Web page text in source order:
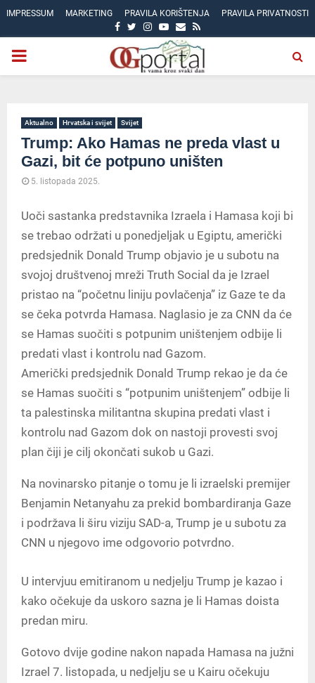
IMPRESSUM MARKETING PRAVILA KORIŠTENJA PRAVILA PRIVATNOSTI
FACEBOOK
TWITTER
INSTAGRAM
YOUTUBE
EMAIL
RSS
PRIMARY
Aktualno Hrvatska i svijet Svijet
Trump: Ako Hamas ne preda vlast u
Gazi, bit će potpuno uništen
5. listopada 2025.
Uoči sastanka predstavnika Izraela i Hamasa koji bi
se trebao održati u ponedjeljak u Egiptu, američki
predsjednik Donald Trump objavio je u subotu na
svojoj društvenoj mreži Truth Social da je Izrael
pristao na “početnu liniju povlačenja” iz Gaze te da
se čeka potvrda Hamasa. Naglasio je za CNN da će
se Hamas suočiti s potpunim uništenjem odbije li
predati vlast i kontrolu nad Gazom.
Američki predsjednik Donald Trump rekao je da će
se Hamas suočiti s “potpunim uništenjem” odbije li
ta palestinska militantna skupina predati vlast i
kontrolu nad Gazom dok on nastoji provesti svoj
plan čiji je cilj okončati sukob u Gazi.
Na novinarsko pitanje o tomu je li izraelski premijer
Benjamin Netanyahu za prekid bombardiranja Gaze
i podržava li širu viziju SAD-a, Trump je u subotu za
CNN u njegovo ime odgovorio potvrdno.
U intervjuu emitiranom u nedjelju Trump je kazao i
kako očekuje da uskoro sazna je li Hamas doista
predan miru.
Gotovo dvije godine nakon napada Hamasa na južni
Izrael 7. listopada, u nedjelju se u Kairu očekuju